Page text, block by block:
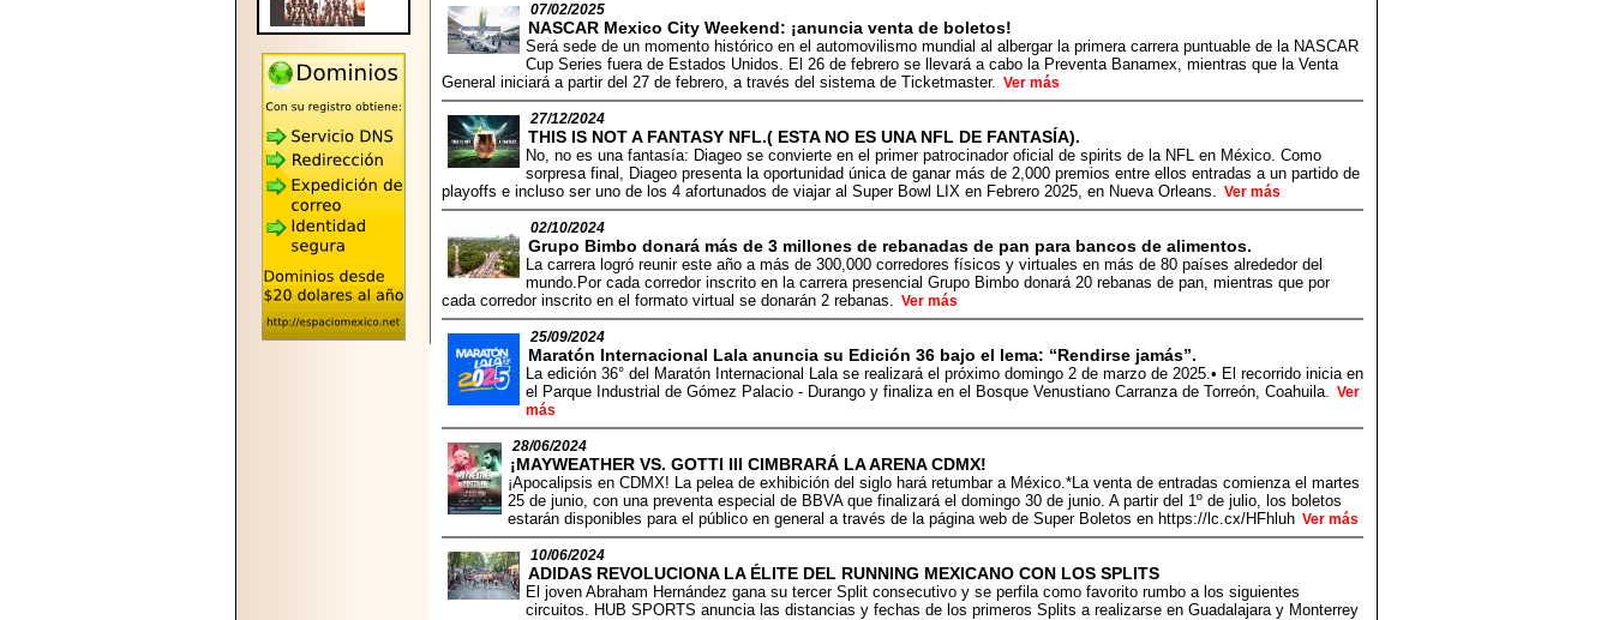
2026-05-25
"MARIACHAZO"
LEYENDAS
MARIACHI VARGAS
Y NUEVO
TECALITLÁN EN LA
ARENA CDMX.
2025-10-16
07/02/2025
NASCAR Mexico City Weekend: ¡anuncia venta de boletos!
Será sede de un momento histórico en el automovilismo mundial al albergar la primera carrera puntuable de la NASCAR
Cup Series fuera de Estados Unidos. El 26 de febrero se llevará a cabo la Preventa Banamex, mientras que la Venta
General iniciará a partir del 27 de febrero, a través del sistema de Ticketmaster. Ver más
27/12/2024
THIS IS NOT A FANTASY NFL.( ESTA NO ES UNA NFL DE FANTASÍA).
No, no es una fantasía: Diageo se convierte en el primer patrocinador oficial de spirits de la NFL en México. Como
sorpresa final, Diageo presenta la oportunidad única de ganar más de 2,000 premios entre ellos entradas a un partido de
playoffs e incluso ser uno de los 4 afortunados de viajar al Super Bowl LIX en Febrero 2025, en Nueva Orleans. Ver más
02/10/2024
Grupo Bimbo donará más de 3 millones de rebanadas de pan para bancos de alimentos.
La carrera logró reunir este año a más de 300,000 corredores físicos y virtuales en más de 80 países alrededor del
mundo.Por cada corredor inscrito en la carrera presencial Grupo Bimbo donará 20 rebanas de pan, mientras que por
cada corredor inscrito en el formato virtual se donarán 2 rebanas. Ver más
25/09/2024
Maratón Internacional Lala anuncia su Edición 36 bajo el lema: “Rendirse jamás”.
La edición 36° del Maratón Internacional Lala se realizará el próximo domingo 2 de marzo de 2025.• El recorrido inicia en
el Parque Industrial de Gómez Palacio - Durango y finaliza en el Bosque Venustiano Carranza de Torreón, Coahuila. Ver
más
28/06/2024
¡MAYWEATHER VS. GOTTI III CIMBRARÁ LA ARENA CDMX!
¡Apocalipsis en CDMX! La pelea de exhibición del siglo hará retumbar a México.*La venta de entradas comienza el martes
25 de junio, con una preventa especial de BBVA que finalizará el domingo 30 de junio. A partir del 1º de julio, los boletos
estarán disponibles para el público en general a través de la página web de Super Boletos en https://lc.cx/HFhluh Ver más
10/06/2024
ADIDAS REVOLUCIONA LA ÉLITE DEL RUNNING MEXICANO CON LOS SPLITS
El joven Abraham Hernández gana su tercer Split consecutivo y se perfila como favorito rumbo a los siguientes
circuitos. HUB SPORTS anuncia las distancias y fechas de los primeros Splits a realizarse en Guadalajara y Monterrey